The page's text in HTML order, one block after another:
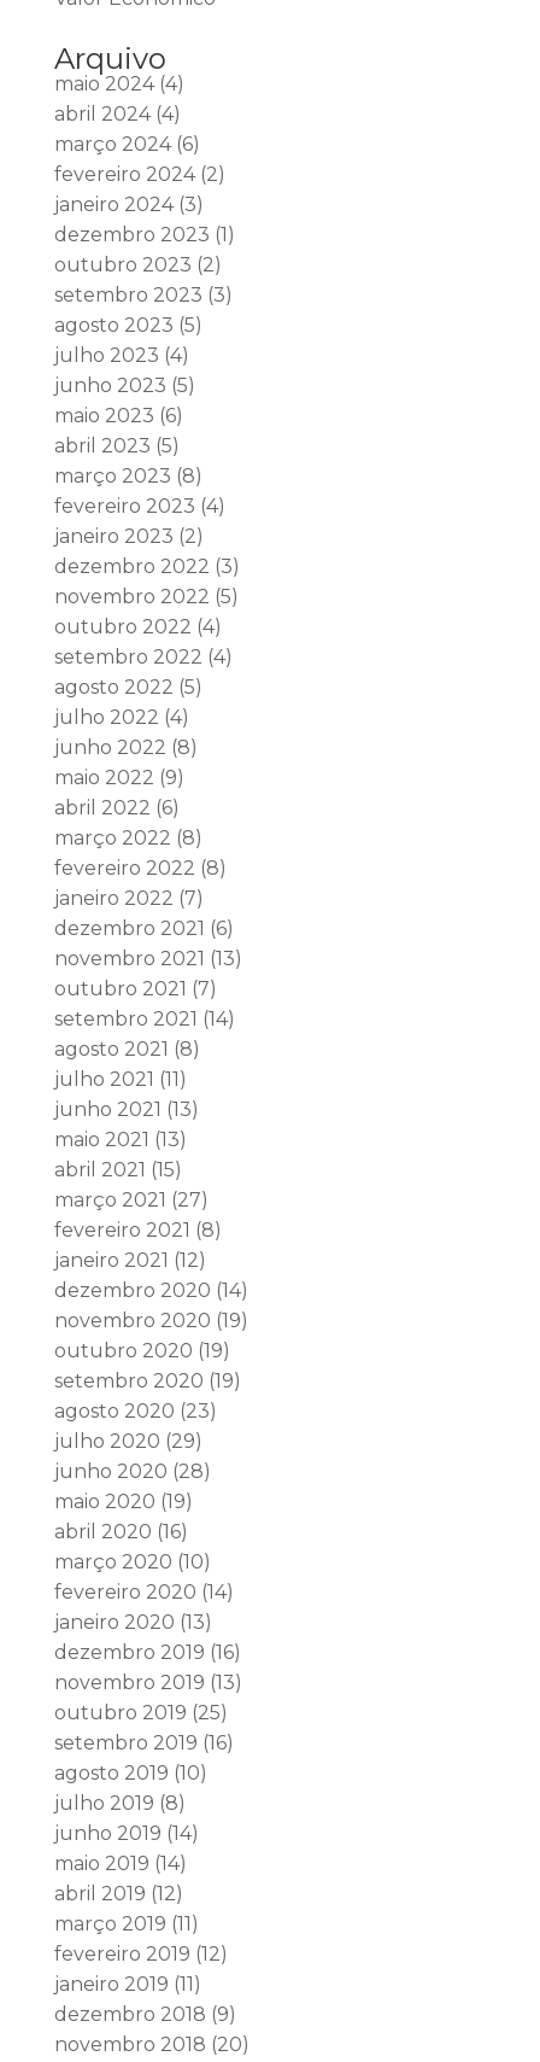
Arquivo
maio 2024(4)
abril 2024(4)
março 2024(6)
fevereiro 2024(2)
janeiro 2024(3)
dezembro 2023 (1)
outubro 2023 (2)
setembro 2023 (3)
agosto 2023 (5)
julho 2023 (4)
junho 2023 (5)
maio 2023 (6)
abril 2023 (5)
março 2023 (8)
fevereiro 2023 (4)
janeiro 2023 (2)
dezembro 2022 (3)
novembro 2022 (5)
outubro 2022 (4)
setembro 2022 (4)
agosto 2022 (5)
julho 2022 (4)
junho 2022 (8)
maio 2022 (9)
abril 2022 (6)
março 2022 (8)
fevereiro 2022 (8)
janeiro 2022 (7)
dezembro 2021 (6)
novembro 2021 (13)
outubro 2021 (7)
setembro 2021 (14)
agosto 2021 (8)
julho 2021 (11)
junho 2021 (13)
maio 2021 (13)
abril 2021 (15)
março 2021 (27)
fevereiro 2021 (8)
janeiro 2021 (12)
dezembro 2020 (14)
novembro 2020 (19)
outubro 2020 (19)
setembro 2020 (19)
agosto 2020 (23)
julho 2020 (29)
junho 2020 (28)
maio 2020 (19)
abril 2020 (16)
março 2020 (10)
fevereiro 2020 (14)
janeiro 2020 (13)
dezembro 2019 (16)
novembro 2019 (13)
outubro 2019 (25)
setembro 2019 (16)
agosto 2019 (10)
julho 2019 (8)
junho 2019 (14)
maio 2019 (14)
abril 2019 (12)
março 2019 (11)
fevereiro 2019 (12)
janeiro 2019 (11)
dezembro 2018 (9)
novembro 2018 (20)